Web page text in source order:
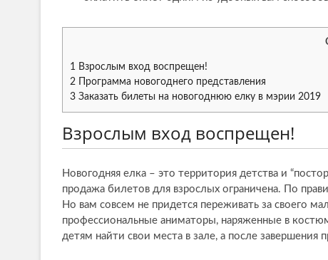
1 Взрослым вход воспрещен!
2 Программа новогоднего представления
3 Заказать билеты на новогоднюю елку в мэрии 2019
Взрослым вход воспрещен!
Новогодняя елка – это территория детства и
продажа билетов для взрослых ограничена. По
Но вам совсем не придется переживать за своего
профессиональные аниматоры, наряженные в
детям найти свои места в зале, а после завершения